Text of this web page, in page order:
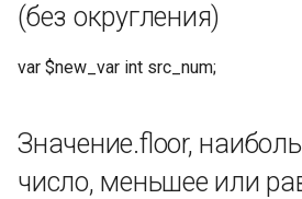
(без округления)
var $new_var int src_num;
Значение.floor,
число, меньшее или